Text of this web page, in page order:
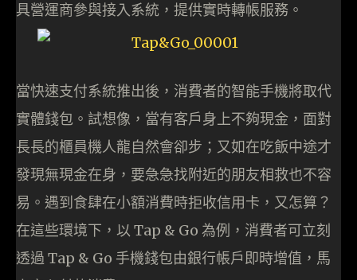
具營運商參與接入系統，提供實時轉帳服務。
當快速支付系統推出後，消費者的智能手機將取代
實體錢包。試想像，當有客戶身上不夠現金，面對
長長的櫃員機人龍自然會卻步；又如在吃飯中途才
發現無現金在身，要急急找附近的朋友相救也不容
易。遇到食肆在小額消費時拒收信用卡，又怎算？
在這些環境下，以 Tap & Go 為例，消費者可立刻
透過 Tap & Go 手機錢包由銀行帳戶即時增值，馬